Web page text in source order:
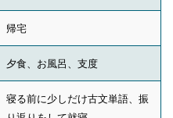
帰宅
夕食、お風呂、支度
寝る前に少しだけ古文単語、振